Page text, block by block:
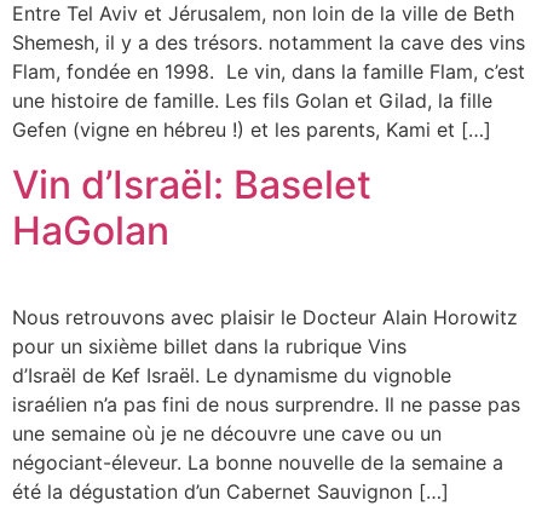
Entre Tel Aviv et Jérusalem, non loin de la ville de Beth
Shemesh, il y a des trésors. notamment la cave des vins
Flam, fondée en 1998. Le vin, dans la famille Flam, c’est
une histoire de famille. Les fils Golan et Gilad, la fille
Gefen (vigne en hébreu !) et les parents, Kami et […]
Vin d’Israël: Baselet
HaGolan
Nous retrouvons avec plaisir le Docteur Alain Horowitz
pour un sixième billet dans la rubrique Vins
d’Israël de Kef Israël. Le dynamisme du vignoble
israélien n’a pas fini de nous surprendre. Il ne passe pas
une semaine où je ne découvre une cave ou un
négociant-éleveur. La bonne nouvelle de la semaine a
été la dégustation d’un Cabernet Sauvignon […]